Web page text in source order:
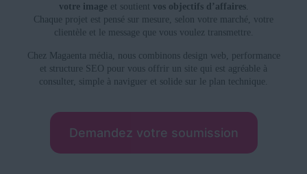
votre imageet soutient vos objectifs d’affaires.
Chaque projet est pensé sur mesure, selon votre marché, votre
clientèle et le message que vous voulez transmettre.
Chez Magaenta média, nous combinons design web, performance
et structure SEO pour vous offrir un site qui est agréable à
consulter, simple à naviguer et solide sur le plan technique.
Demandez votre soumission